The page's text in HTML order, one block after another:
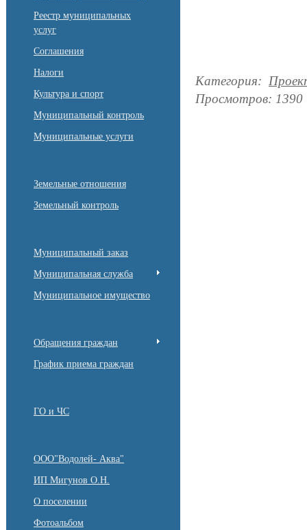
Реестр муниципальных
услуг
Соглашения
Налоги
Культура и спорт
Муниципальный контроль
Муниципальные услуги
Земельные отношения
Земельный контроль
Муниципальный заказ
Муниципальная служба
Муниципальное имущество
Обращения граждан
График приема граждан
ГО и ЧС
ООО"Водолей- Аква"
ИП Мигунов О.Н.
О поселении
Фотоальбом
Категория:
Просмотров: 1390